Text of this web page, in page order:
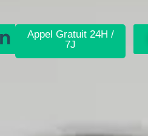
Appel Gratuit 24H /
7J